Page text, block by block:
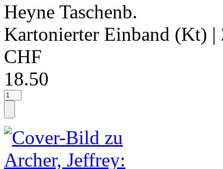
Heyne Taschenb.
Kartonierter Einband (Kt) |
CHF
18.50